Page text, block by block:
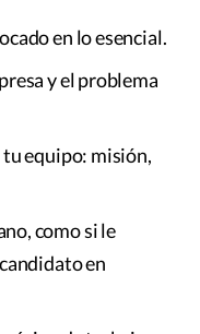
en lo esencial.
y el problema
tu equipo: misión,
como si le
en